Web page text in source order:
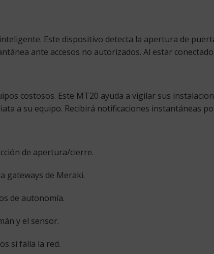
Este dispositivo detecta la apertura de
ante accesos no autorizados. Al estar
costosos. Este MT20 ayuda a vigilar sus
a su equipo. Recibirá notificaciones instantáneas
de apertura/cierre.
gateways de Meraki.
de autonomía.
y el sensor.
si falla la red.